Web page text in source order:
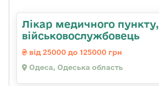
Лікар медичного пункту,
військовослужбовець
від 25000 до 125000 грн
Одеса, Одеська область